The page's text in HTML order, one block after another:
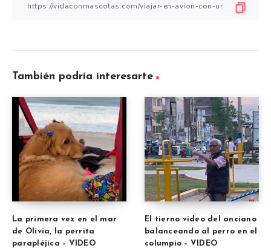
También podría interesarte
La primera vez en el mar
de Olivia, la perrita
parapléjica – VIDEO
El tierno video del anciano
balanceando al perro en el
columpio – VIDEO